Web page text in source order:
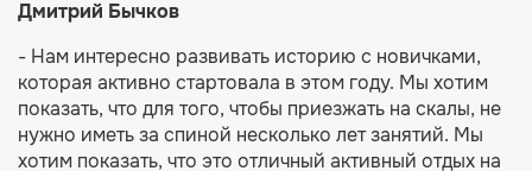
Дмитрий Бычков
- Нам интересно развивать историю с новичками,
которая активно стартовала в этом году. Мы хотим
показать, что для того, чтобы приезжать на скалы, не
нужно иметь за спиной несколько лет занятий. Мы
хотим показать, что это отличный активный отдых на